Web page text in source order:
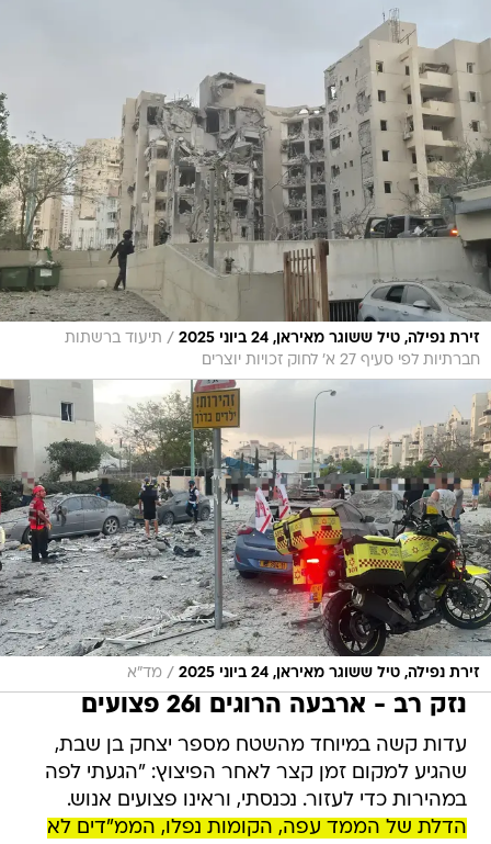
זירת נפילה, טיל ששוגר מאיראן, 24 ביוני 2025 / תיעוד ברשתות
חברתיות לפי סעיף 27 א' לחוק זכויות יוצרים
זירת נפילה, טיל ששוגר מאיראן, 24 ביוני 2025 / מד"א
נזק רב - ארבעה הרוגים ו26 פצועים
עדות קשה במיוחד מהשטח מספר יצחק בן שבת,
שהגיע למקום זמן קצר לאחר הפיצוץ: "הגעתי לפה
במהירות כדי לעזור. נכנסתי, וראינו פצועים אנוש.
הדלת של הממד עפה, הקומות נפלו, הממ"דים לא